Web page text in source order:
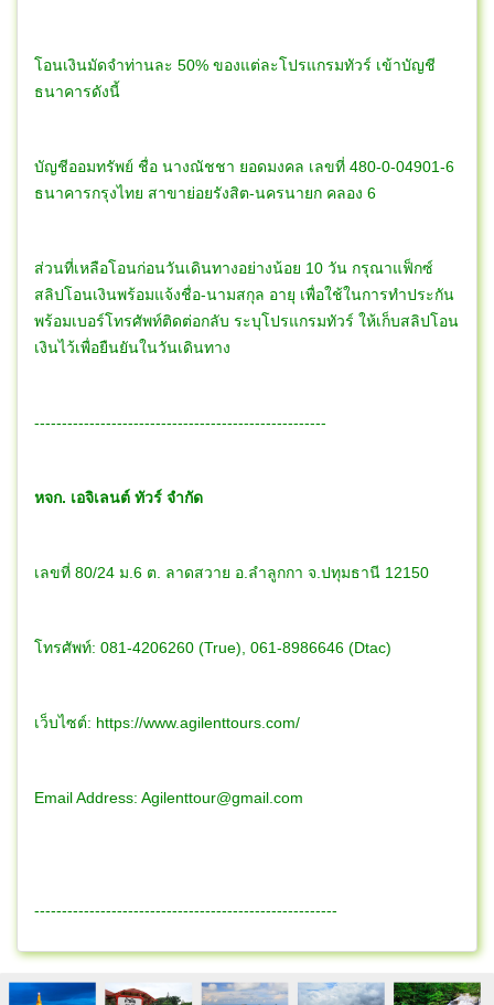
โอนเงินมัดจำท่านละ 50% ของแต่ละโปรแกรมทัวร์ เข้าบัญชี
ธนาคารดังนี้
บัญชีออมทรัพย์ ชื่อ นางณัชชา ยอดมงคล เลขที่ 480-0-04901-6
ธนาคารกรุงไทย สาขาย่อยรังสิต-นครนายก คลอง 6
ส่วนที่เหลือโอนก่อนวันเดินทางอย่างน้อย 10 วัน กรุณาแฟ็กซ์
สลิปโอนเงินพร้อมแจ้งชื่อ-นามสกุล อายุ เพื่อใช้ในการทำประกัน
พร้อมเบอร์โทรศัพท์ติดต่อกลับ ระบุโปรแกรมทัวร์ ให้เก็บสลิปโอน
เงินไว้เพื่อยืนยันในวันเดินทาง
-----------------------------------------------------
หจก. เอจิเลนต์ ทัวร์ จำกัด
เลขที่ 80/24 ม.6 ต. ลาดสวาย อ.ลำลูกกา จ.ปทุมธานี 12150
โทรศัพท์: 081-4206260 (True), 061-8986646 (Dtac)
เว็บไซต์: https://www.agilenttours.com/
Email Address: Agilenttour@gmail.com
-------------------------------------------------------